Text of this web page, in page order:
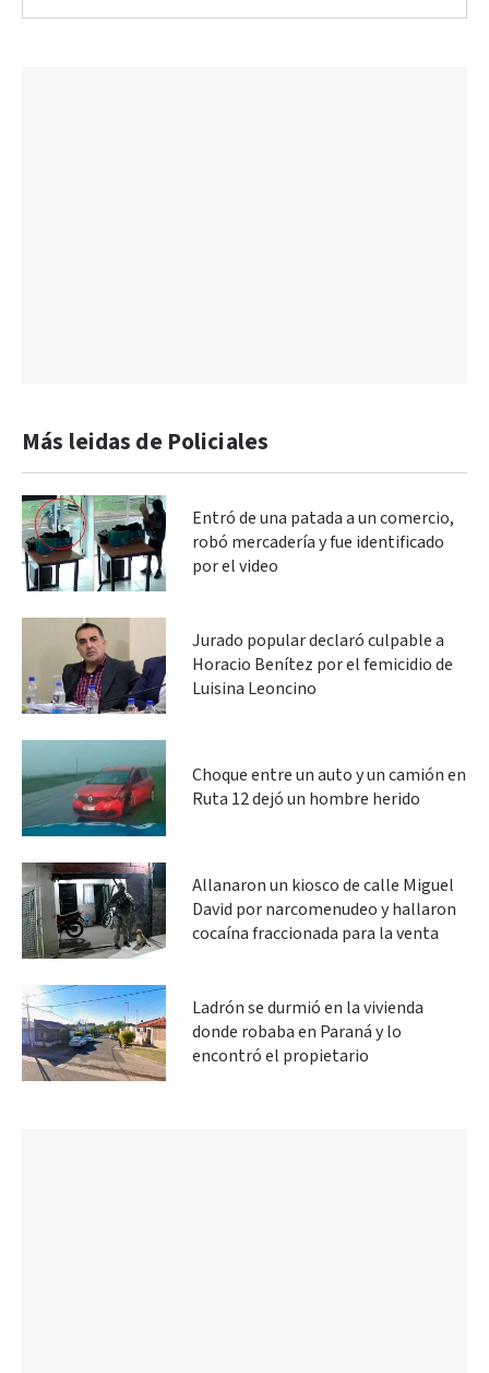
Más leidas de Policiales
Entró de una patada a un comercio,
robó mercadería y fue identificado
por el video
Jurado popular declaró culpable a
Horacio Benítez por el femicidio de
Luisina Leoncino
Choque entre un auto y un camión en
Ruta 12 dejó un hombre herido
Allanaron un kiosco de calle Miguel
David por narcomenudeo y hallaron
cocaína fraccionada para la venta
Ladrón se durmió en la vivienda
donde robaba en Paraná y lo
encontró el propietario